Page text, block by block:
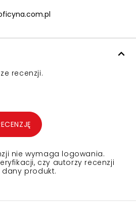
recenzji.
nie wymaga logowania.
czy autorzy recenzji
produkt.